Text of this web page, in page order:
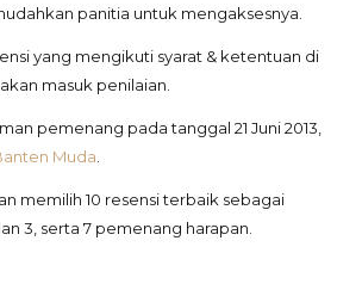
panitia untuk mengaksesnya.
yang mengikuti syarat & ketentuan di
masuk penilaian.
pemenang pada tanggal 21 Juni 2013,
Muda
memilih 10 resensi terbaik sebagai
3, serta 7 pemenang harapan.